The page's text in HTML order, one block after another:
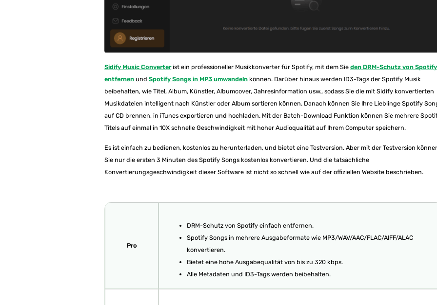
Sidify Music Converterist ein professioneller Musikkonverter für Spotify, mit dem Sieden DRM-Schutz von Spotify
entfernen undSpotify Songs in MP3 umwandeln können. Darüber hinaus werden ID3-Tags der Spotify Musik
beibehalten, wie Titel, Album, Künstler, Albumcover, Jahresinformation usw., sodass Sie die mit Sidify konvertierten
Musikdateien intelligent nach Künstler oder Album sortieren können. Danach können Sie Ihre Lieblinge Spotify
auf CD brennen, in iTunes exportieren und hochladen. Mit der Batch-Download Funktion können Sie mehrere
Titels auf einmal in 10X schnelle Geschwindigkeit mit hoher Audioqualität auf Ihrem Computer speichern.
Es ist einfach zu bedienen, kostenlos zu herunterladen, und bietet eine Testversion. Aber mit der Testversion
Sie nur die ersten 3 Minuten des Spotify Songs kostenlos konvertieren. Und die tatsächliche
Konvertierungsgeschwindigkeit dieser Software ist nicht so schnell wie auf der offiziellen Website beschrieben.
Pro
DRM-Schutz von Spotify einfach entfernen.
Spotify Songs in mehrere Ausgabeformate wie MP3/WAV/AAC/FLAC/AIFF/ALAC
konvertieren.
Bietet eine hohe Ausgabequalität von bis zu 320 kbps.
Alle Metadaten und ID3-Tags werden beibehalten.